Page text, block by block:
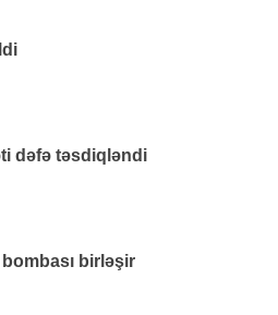
dəfə təsdiqləndi
birləşir